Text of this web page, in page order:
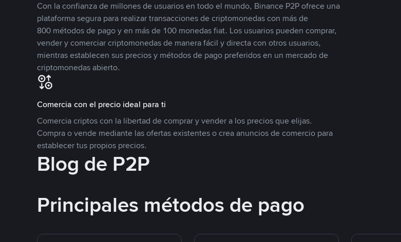
Con la confianza de millones de usuarios en todo el mundo, Binance P2P ofrece una
plataforma segura para realizar transacciones de criptomonedas con más de
800 métodos de pago y en más de 100 monedas fiat. Los usuarios pueden comprar,
vender y comerciar criptomonedas de manera fácil y directa con otros usuarios,
mientras establecen sus precios y métodos de pago preferidos en un mercado de
criptomonedas abierto.
Comercia con el precio ideal para ti
Comercia criptos con la libertad de comprar y vender a los precios que elijas.
Compra o vende mediante las ofertas existentes o crea anuncios de comercio para
establecer tus propios precios.
Blog de P2P
Principales métodos de pago